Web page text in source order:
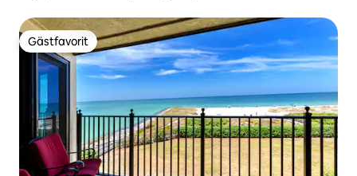
Gästfavorit
Gästfavorit